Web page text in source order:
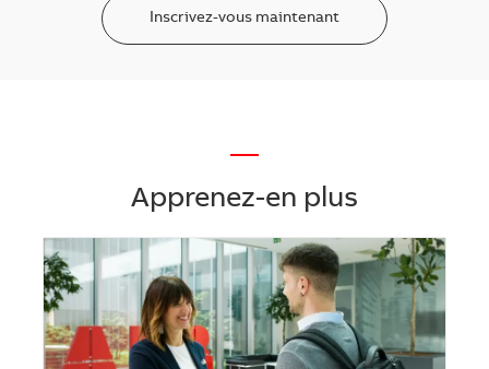
Inscrivez-vous maintenant
—
Apprenez-en plus